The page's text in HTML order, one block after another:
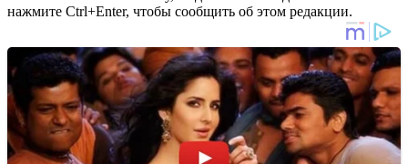
нажмите Ctrl+Enter, чтобы сообщить об этом редакции.